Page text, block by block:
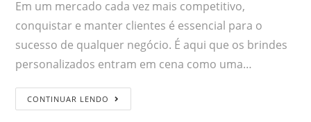
Em um mercado cada vez mais competitivo,
conquistar e manter clientes é essencial para o
sucesso de qualquer negócio. É aqui que os brindes
personalizados entram em cena como uma…
CONTINUAR LENDO